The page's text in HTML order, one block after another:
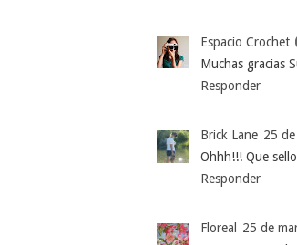
Espacio Crochet
Muchas gracias
Responder
Brick Lane 25
Ohhh!!! Que
Responder
Floreal
25 de